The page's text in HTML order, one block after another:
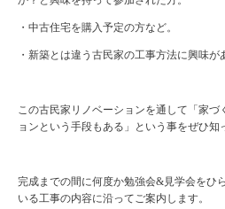
・中古住宅を購入予定の方など。
・新築とは違う古民家の工事方法に興味が
この古民家リノベーションを通して「家
ョンという手段もある」という事をぜひ知
完成までの間に何度か勉強会&見学会をひ
いる工事の内容に沿ってご案内します。